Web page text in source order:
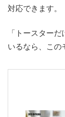
対応できます。
「トースター
いるなら、この